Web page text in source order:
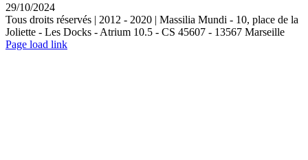
29/10/2024
Tous droits réservés | 2012 - 2020 | Massilia Mundi - 10, place de la
Joliette - Les Docks - Atrium 10.5 - CS 45607 - 13567 Marseille
LinkedIn
Instagram
Rss
Page load link